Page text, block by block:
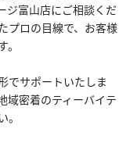
ジ富山店にご相談くだ
プロの目線で、お客様
でサポートいたしま
域密着のティーバイテ